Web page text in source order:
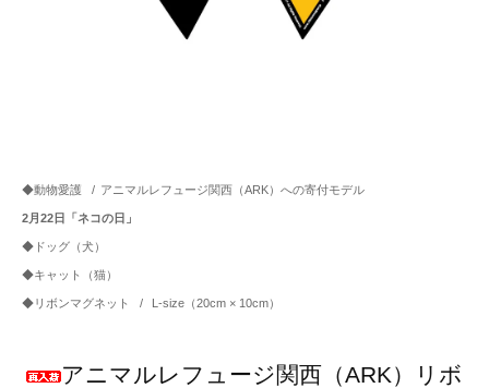
◆動物愛護 / アニマルレフュージ関西（ARK）への寄付モデル
2月22日「ネコの日」
◆ドッグ（犬）
◆キャット（猫）
◆リボンマグネット / L-size（20cm × 10cm）
アニマルレフュージ関西（ARK）リボ